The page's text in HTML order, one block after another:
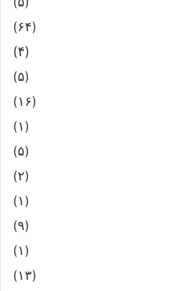
(۶۴)
(۴)
(۵)
(۱۶)
(۱)
(۵)
(۲)
(۱)
(۹)
(۱)
(۱۳)